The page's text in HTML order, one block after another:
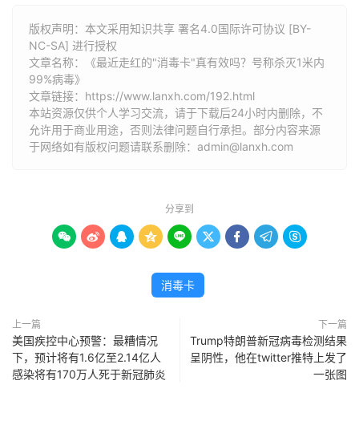
版权声明：本文采用知识共享 署名4.0国际许可协议 [BY-
NC-SA] 进行授权
文章名称：《最近走红的"消毒卡"真有效吗？号称杀灭1米内
99%病毒》
文章链接： https://www.lanxh.com/192.html
本站资源仅供个人学习交流，请于下载后24小时内删除，不
允许用于商业用途，否则法律问题自行承担。部分内容来源
于网络如有版权问题请联系删除：admin@lanxh.com
分享到
        
消毒卡
上一篇
美国疾控中心预警：最糟情况
下，预计将有1.6亿至2.14亿人
感染将有170万人死于新冠肺炎
下一篇
Trump特朗普新冠病毒检测结果
呈阴性，他在twitter推特上发了
一张图